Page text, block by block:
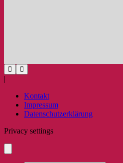
|
Kontakt
Impressum
Datenschutzerklärung
Privacy settings